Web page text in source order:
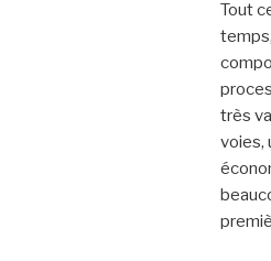
Tout
très
voies,